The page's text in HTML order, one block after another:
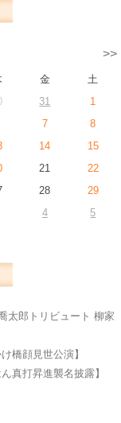
>>
金
土
31
1
7
8
14
15
21
22
28
29
4 5
太郎トリビュート 柳家
橋顔見世公演】
真打昇進襲名披露】